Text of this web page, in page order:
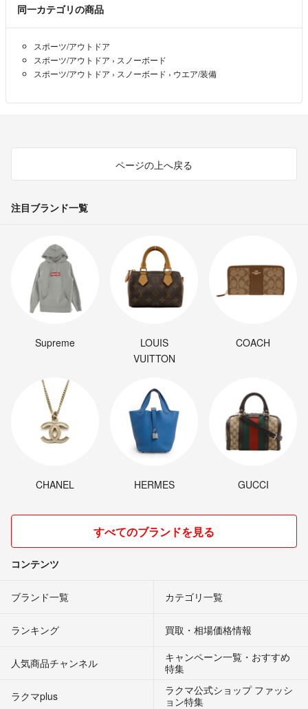
同一カテゴリの商品
スポーツ/アウトドア
スポーツ/アウトドア › スノーボード
スポーツ/アウトドア › スノーボード › ウエア/装備
ページの上へ戻る
注目ブランド一覧
Supreme
LOUIS
VUITTON
COACH
CHANEL HERMES GUCCI
すべてのブランドを見る
コンテンツ
ブランド一覧 カテゴリ一覧
ランキング 買取・相場価格情報
人気商品チャンネル
キャンペーン一覧・おすすめ
特集
ラクマplus
ラクマ公式ショップ ファッシ
ョン特集